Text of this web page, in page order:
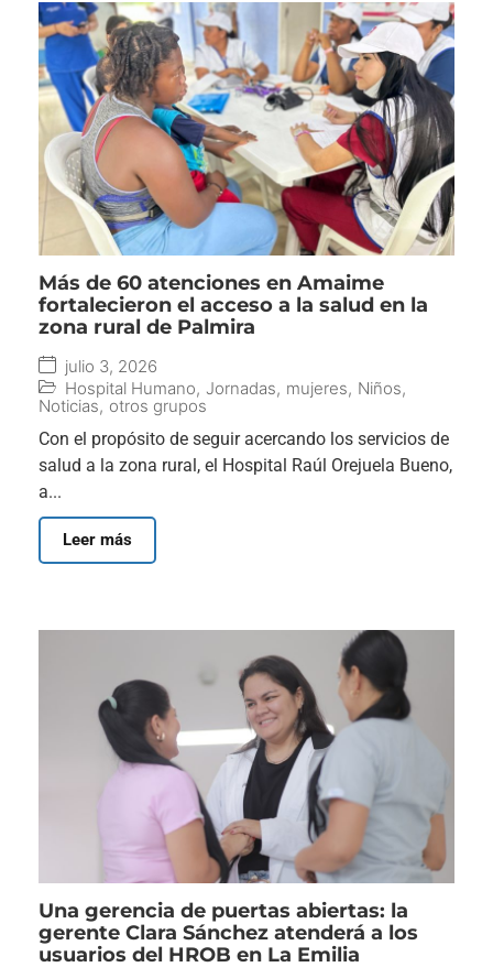
Más de 60 atenciones en Amaime
fortalecieron el acceso a la salud en la
zona rural de Palmira
julio 3, 2026
Hospital Humano, Jornadas, mujeres, Niños,
Noticias, otros grupos
Con el propósito de seguir acercando los servicios de
salud a la zona rural, el Hospital Raúl Orejuela Bueno,
a...
Leer más
Una gerencia de puertas abiertas: la
gerente Clara Sánchez atenderá a los
usuarios del HROB en La Emilia